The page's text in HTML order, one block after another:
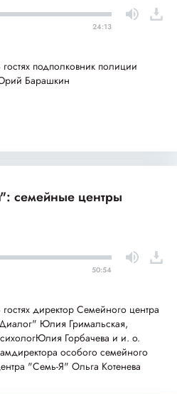
24:13
гостях подполковник полиции
Барашкин
семейные центры
50:54
гостях директор Семейного центра
Юлия Гримальская,
Горбачева и и. о.
особого семейного
"Семь-Я" Ольга Котенева